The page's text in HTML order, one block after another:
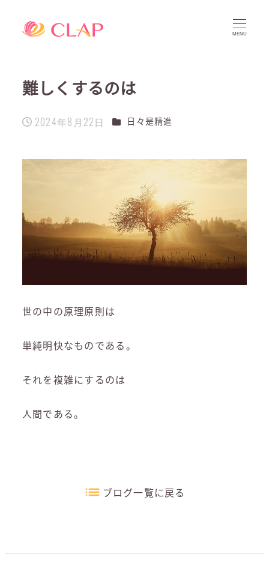
MENU
難しくするのは
投稿日
2024年8月22日 カテゴリー
日々是精進
世の中の原理原則は
単純明快なものである。
それを複雑にするのは
人間である。
ブログ一覧に戻る